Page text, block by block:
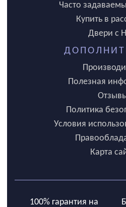
Часто
Купить в
Двери с
Полезная
Политика
Условия
Карта
100% гарантия на